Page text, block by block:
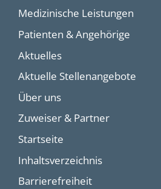
Medizinische Leistungen
Patienten & Angehörige
Aktuelles
Aktuelle Stellenangebote
Über uns
Zuweiser & Partner
Startseite
Inhaltsverzeichnis
Barrierefreiheit